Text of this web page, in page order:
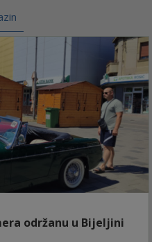
održanu u Bijeljini